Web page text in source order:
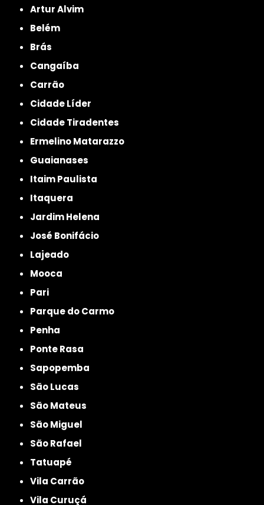
Artur Alvim
Belém
Brás
Cangaíba
Carrão
Cidade Líder
Cidade Tiradentes
Ermelino Matarazzo
Guaianases
Itaim Paulista
Itaquera
Jardim Helena
José Bonifácio
Lajeado
Mooca
Pari
Parque do Carmo
Penha
Ponte Rasa
Sapopemba
São Lucas
São Mateus
São Miguel
São Rafael
Tatuapé
Vila Carrão
Vila Curuçá